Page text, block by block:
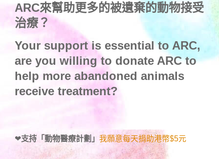
ARC來幫助更多的被遺棄的動物接受
治療？
Your support is essential to ARC,
are you willing to donate ARC to
help more abandoned animals
receive treatment?
❤支持「動物醫療計劃」 我願意每天捐助港幣$5元